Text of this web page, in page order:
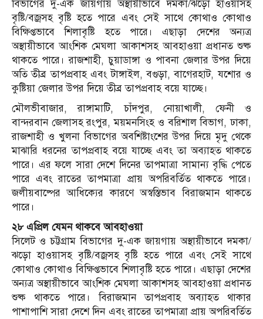
বিভাগের দু-এক জায়গায় অস্থায়ীভাবে দমকা/ঝড়ো হাওয়াসহ
বৃষ্টি/বজ্রসহ বৃষ্টি হতে পারে এবং সেই সাথে কোথাও কোথাও
বিক্ষিপ্তভাবে শিলাবৃষ্টি হতে পারে। এছাড়া দেশের অন্যত্র
অস্থায়ীভাবে আংশিক মেঘলা আকাশসহ আবহাওয়া প্রধানত শুষ্ক
থাকতে পারে। রাজশাহী, চুয়াডাঙ্গা ও পাবনা জেলার উপর দিয়ে
অতি তীব্র তাপপ্রবাহ এবং টাঙ্গাইল, বগুড়া, বাগেরহাট, যশোর ও
কুষ্টিয়া জেলার উপর দিয়ে তীব্র তাপপ্রবাহ বয়ে যাচ্ছে।
মৌলভীবাজার, রাঙ্গামাটি, চাঁদপুর, নোয়াখালী, ফেনী ও
বান্দরবান জেলাসহ রংপুর, ময়মনসিংহ ও বরিশাল বিভাগ, ঢাকা,
রাজশাহী ও খুলনা বিভাগের অবশিষ্টাংশের উপর দিয়ে মৃদু থেকে
মাঝারি ধরনের তাপপ্রবাহ বয়ে যাচ্ছে এবং তা অব্যাহত থাকতে
পারে। এর ফলে সারা দেশে দিনের তাপমাত্রা সামান্য বৃদ্ধি পেতে
পারে এবং রাতের তাপমাত্রা প্রায় অপরিবর্তিত থাকতে পারে।
জলীয়বাষ্পের আধিক্যের কারণে অস্বস্তিভাব বিরাজমান থাকতে
পারে।
২৮ এপ্রিল যেমন থাকবে আবহাওয়া
সিলেট ও চট্টগ্রাম বিভাগের দু-এক জায়গায় অস্থায়ীভাবে দমকা/
ঝড়ো হাওয়াসহ বৃষ্টি/বজ্রসহ বৃষ্টি হতে পারে এবং সেই সাথে
কোথাও কোথাও বিক্ষিপ্তভাবে শিলাবৃষ্টি হতে পারে। এছাড়া দেশের
অন্যত্র অস্থায়ীভাবে আংশিক মেঘলা আকাশসহ আবহাওয়া প্রধানত
শুষ্ক থাকতে পারে। বিরাজমান তাপপ্রবাহ অব্যাহত থাকার
পাশাপাশি সারা দেশে দিন এবং রাতের তাপমাত্রা প্রায় অপরিবর্তিত